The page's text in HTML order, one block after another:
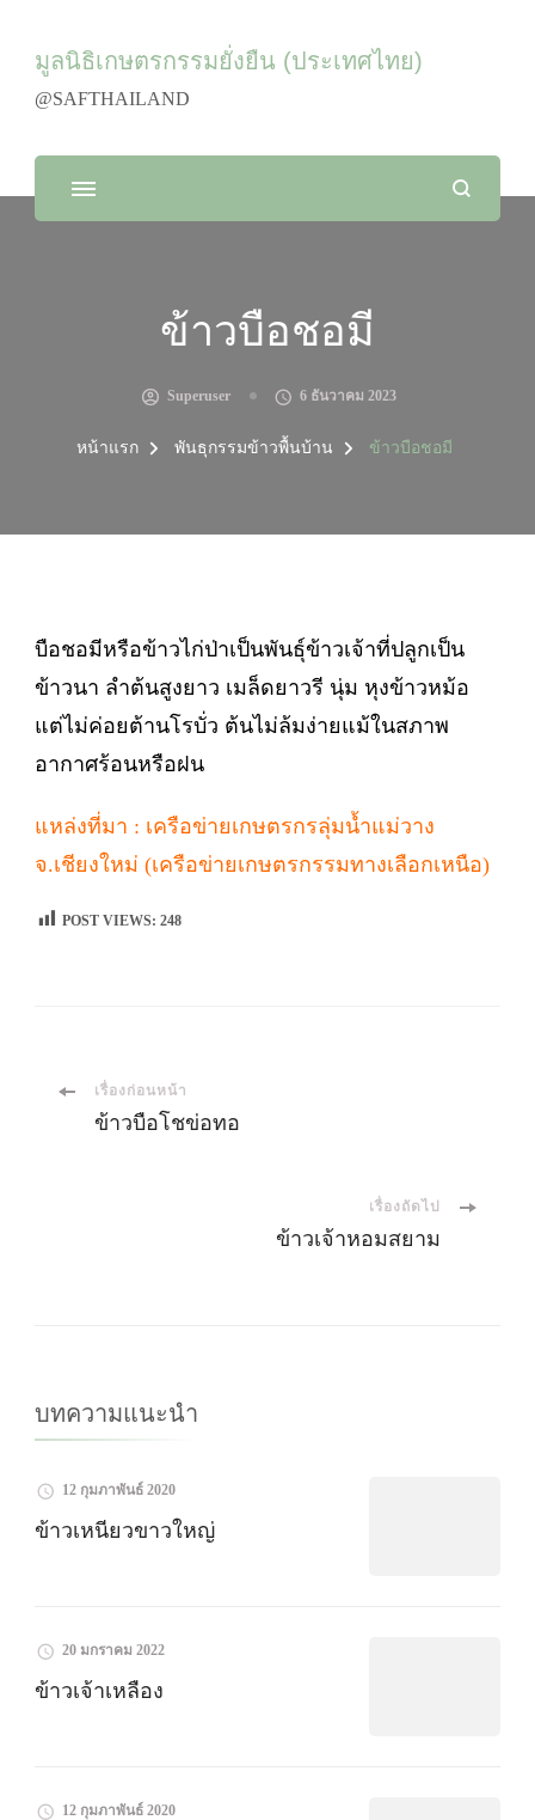
มูลนิธิเกษตรกรรมยั่งยืน (ประเทศไทย)
@SAFTHAILAND
ข้าวบือชอมี
Superuser 6 ธันวาคม 2023
หน้าแรก พันธุกรรมข้าวพื้นบ้าน ข้าวบือชอมี
บือชอมีหรือข้าวไก่ป่าเป็นพันธุ์ข้าวเจ้าที่ปลูกเป็น
ข้าวนา ลำต้นสูงยาว เมล็ดยาวรี นุ่ม หุงข้าวหม้อ
แต่ไม่ค่อยต้านโรบั่ว ต้นไม่ล้มง่ายแม้ในสภาพ
อากาศร้อนหรือฝน
แหล่งที่มา : เครือข่ายเกษตรกรลุ่มน้ำแม่วาง
จ.เชียงใหม่ (เครือข่ายเกษตรกรรมทางเลือกเหนือ)
POST VIEWS: 248
เมนูเรื่องก่อนหน้า
ข้าวบือโชข่อทอ
เรื่องถัดไป
ข้าวเจ้าหอมสยาม
บทความแนะนำ
12 กุมภาพันธ์ 2020
ข้าวเหนียวขาวใหญ่
20 มกราคม 2022
ข้าวเจ้าเหลือง
12 กุมภาพันธ์ 2020